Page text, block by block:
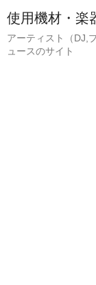
使用機材・楽
アーティスト（DJ,
ュースのサイト